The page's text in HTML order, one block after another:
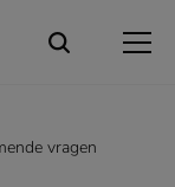
vragen